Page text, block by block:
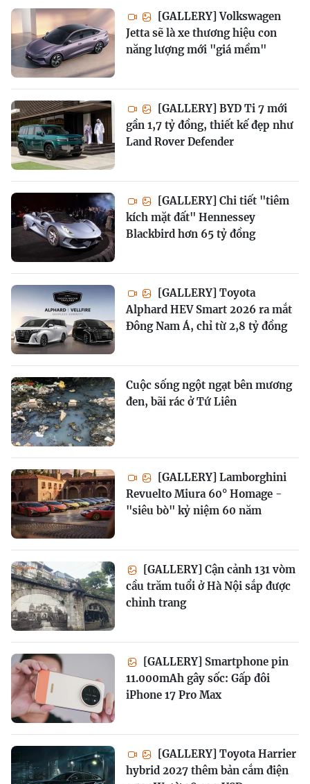
[GALLERY] Volkswagen
Jetta sẽ là xe thương hiệu con
năng lượng mới "giá mềm"
[GALLERY] BYD Ti 7 mới
gần 1,7 tỷ đồng, thiết kế đẹp như
Land Rover Defender
[GALLERY] Chi tiết "tiêm
kích mặt đất" Hennessey
Blackbird hơn 65 tỷ đồng
[GALLERY] Toyota
Alphard HEV Smart 2026 ra mắt
Đông Nam Á, chỉ từ 2,8 tỷ đồng
Cuộc sống ngột ngạt bên mương
đen, bãi rác ở Tứ Liên
[GALLERY] Lamborghini
Revuelto Miura 60° Homage -
"siêu bò" kỷ niệm 60 năm
[GALLERY] Cận cảnh 131 vòm
cầu trăm tuổi ở Hà Nội sắp được
chỉnh trang
[GALLERY] Smartphone pin
11.000mAh gây sốc: Gấp đôi
iPhone 17 Pro Max
[GALLERY] Toyota Harrier
hybrid 2027 thêm bản cắm điện